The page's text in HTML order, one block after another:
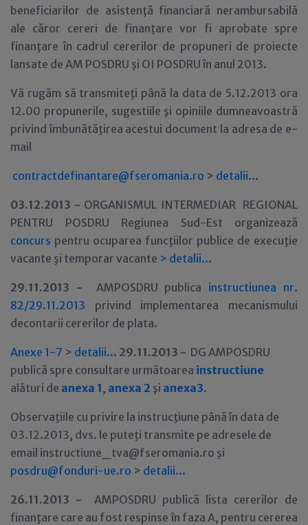
beneficiarilor de asistenţă financiară nerambursabilă
ale căror cereri de finanţare vor fi aprobate spre
finanţare în cadrul cererilor de propuneri de proiecte
lansate de AM POSDRU şi OI POSDRU în anul 2013.
Vă rugăm să transmiteţi până la data de 5.12.2013 ora
12.00 propunerile, sugestiile şi opiniile dumneavoastră
privind îmbunătăţirea acestui document la adresa de e-
mail
contractdefinantare@fseromania.ro > detalii...
03.12.2013 - ORGANISMUL INTERMEDIAR REGIONAL
PENTRU POSDRU Regiunea Sud-Est organizează
concurs pentru ocuparea funcţiilor publice de execuţie
vacante şi temporar vacante > detalii...
29.11.2013 - AMPOSDRU publica instructiunea nr.
82/29.11.2013 privind implementarea mecanismului
decontarii cererilor de plata.
Anexe 1-7 > detalii... 29.11.2013 - DG AMPOSDRU
publică spre consultare următoarea instructiune
alături de anexa 1, anexa 2 şi anexa3.
Observaţiile cu privire la instrucţiune până în data de
03.12.2013, dvs. le puteţi transmite pe adresele de
email instructiune_tva@fseromania.ro şi
posdru@fonduri-ue.ro > detalii...
26.11.2013 - AMPOSDRU publică lista cererilor de
finanţare care au fost respinse în faza A, pentru cererea